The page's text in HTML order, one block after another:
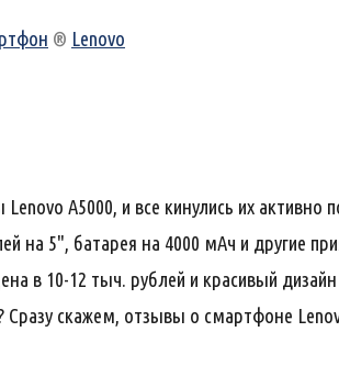
® Lenovo
A5000, и все кинулись их активно
на 5", батарея на 4000 мАч и другие
в 10-12 тыч. рублей и красивый
Сразу скажем, отзывы о смартфоне